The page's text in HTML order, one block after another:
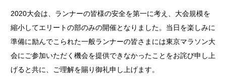
2020大会は、ランナーの皆様の安全を第一に考え、大会規模を
縮小してエリートの部のみの開催となりました。当日を楽しみに
準備に励んでこられた一般ランナーの皆さまには東京マラソン大
会にご参加いただく機会を提供できなかったことをお詫び申し上
げると共に、ご理解を賜り御礼申し上げます。